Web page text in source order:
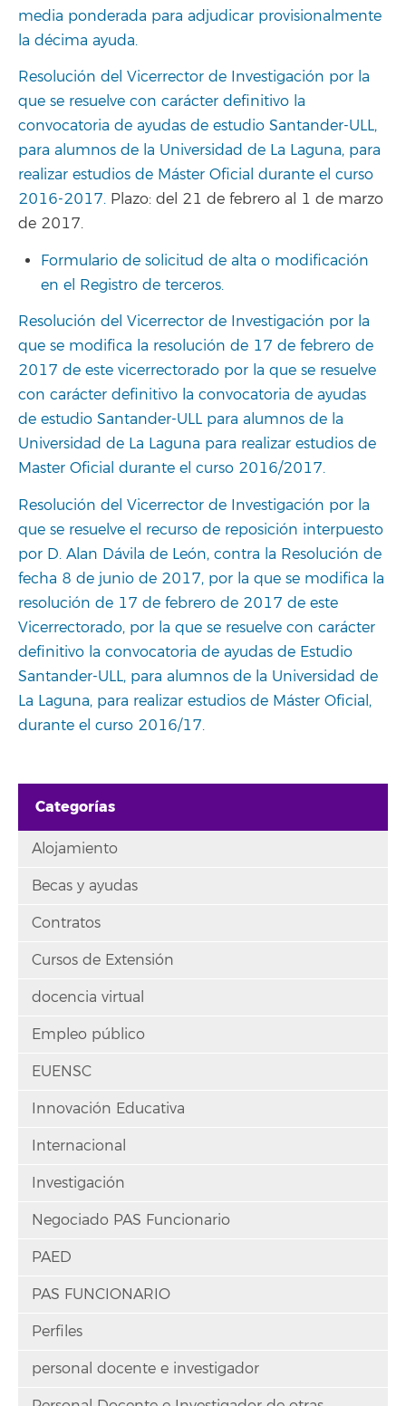
media ponderada para adjudicar provisionalmente
la décima ayuda.
Resolución del Vicerrector de Investigación por la
que se resuelve con carácter definitivo la
convocatoria de ayudas de estudio Santander-ULL,
para alumnos de la Universidad de La Laguna, para
realizar estudios de Máster Oficial durante el curso
2016-2017. Plazo: del 21 de febrero al 1 de marzo
de 2017.
Formulario de solicitud de alta o modificación
en el Registro de terceros.
Resolución del Vicerrector de Investigación por la
que se modifica la resolución de 17 de febrero de
2017 de este vicerrectorado por la que se resuelve
con carácter definitivo la convocatoria de ayudas
de estudio Santander-ULL para alumnos de la
Universidad de La Laguna para realizar estudios de
Master Oficial durante el curso 2016/2017.
Resolución del Vicerrector de Investigación por la
que se resuelve el recurso de reposición interpuesto
por D. Alan Dávila de León, contra la Resolución de
fecha 8 de junio de 2017, por la que se modifica la
resolución de 17 de febrero de 2017 de este
Vicerrectorado, por la que se resuelve con carácter
definitivo la convocatoria de ayudas de Estudio
Santander-ULL, para alumnos de la Universidad de
La Laguna, para realizar estudios de Máster Oficial,
durante el curso 2016/17.
Categorías
Alojamiento
Becas y ayudas
Contratos
Cursos de Extensión
docencia virtual
Empleo público
EUENSC
Innovación Educativa
Internacional
Investigación
Negociado PAS Funcionario
PAED
PAS FUNCIONARIO
Perfiles
personal docente e investigador